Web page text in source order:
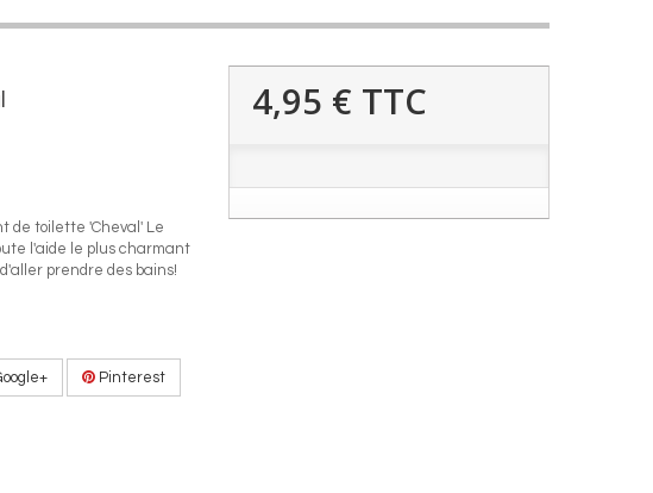
de toilette 'Cheval' Le
l'aide le plus charmant
prendre des bains!
Pinterest
4,95 € TTC